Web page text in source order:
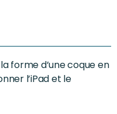
forme d’une coque en
l’iPad et le